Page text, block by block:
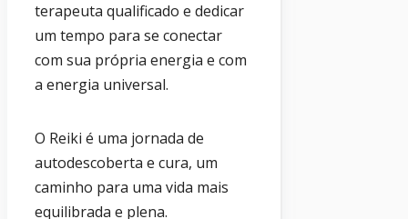
terapeuta qualificado e dedicar
um tempo para se conectar
com sua própria energia e com
a energia universal.
O Reiki é uma jornada de
autodescoberta e cura, um
caminho para uma vida mais
equilibrada e plena.